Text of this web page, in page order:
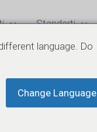
Standarti
language. Do
Change Language